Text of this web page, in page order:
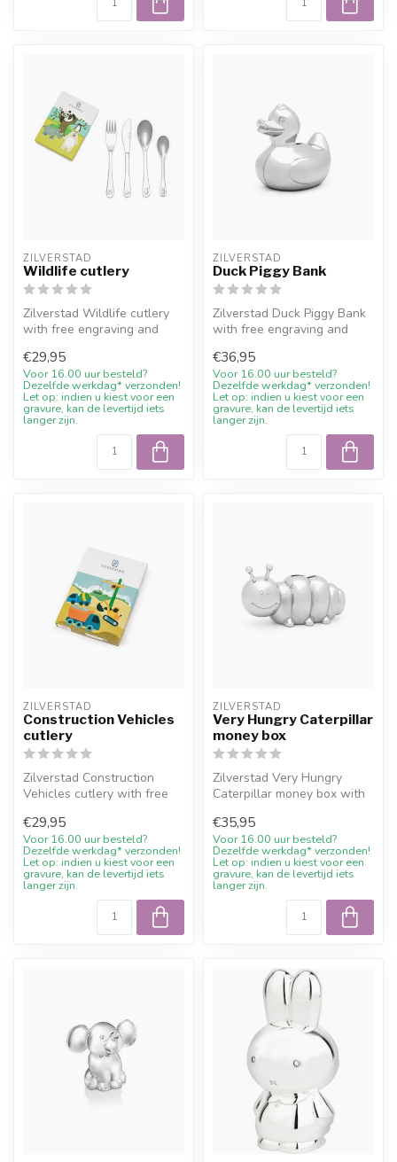
ZILVERSTAD
Wildlife cutlery
Zilverstad Wildlife cutlery
with free engraving and
Juwe...
€29,95
Voor 16.00 uur besteld?
Dezelfde werkdag* verzonden!
Let op: indien u kiest voor een
gravure, kan de levertijd iets
langer zijn.
ZILVERSTAD
Duck Piggy Bank
Zilverstad Duck Piggy Bank
with free engraving and
Juwel...
€36,95
Voor 16.00 uur besteld?
Dezelfde werkdag* verzonden!
Let op: indien u kiest voor een
gravure, kan de levertijd iets
langer zijn.
ZILVERSTAD
Construction Vehicles
cutlery
Zilverstad Construction
Vehicles cutlery with free
welcome dis...
€29,95
Voor 16.00 uur besteld?
Dezelfde werkdag* verzonden!
Let op: indien u kiest voor een
gravure, kan de levertijd iets
langer zijn.
ZILVERSTAD
Very Hungry Caterpillar
money box
Zilverstad Very Hungry
Caterpillar money box with
welcome...
€35,95
Voor 16.00 uur besteld?
Dezelfde werkdag* verzonden!
Let op: indien u kiest voor een
gravure, kan de levertijd iets
langer zijn.